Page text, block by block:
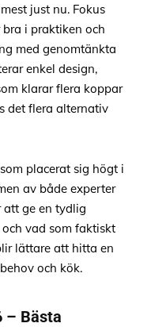
just nu. Fokus
i praktiken och
med genomtänkta
enkel design,
klarar flera koppar
det flera alternativ
placerat sig högt i
av både experter
att ge en tydlig
vad som faktiskt
lättare att hitta en
och kök.
– Bästa